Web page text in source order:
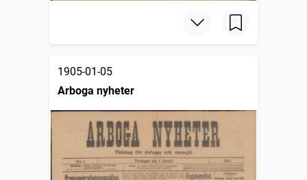
1905-01-05
Arboga nyheter